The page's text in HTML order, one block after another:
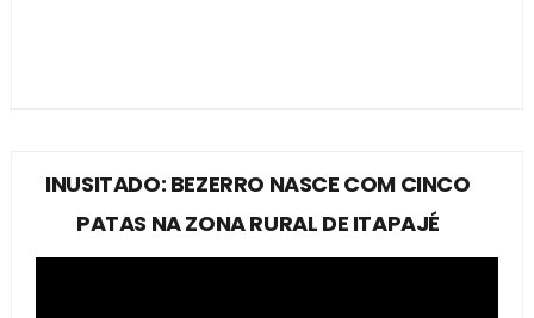
INUSITADO: BEZERRO NASCE COM CINCO
PATAS NA ZONA RURAL DE ITAPAJÉ